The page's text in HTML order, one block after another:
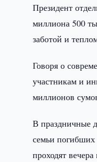
Президент
миллиона 500
заботой и
Говоря о
участникам и
миллионов
В праздничные
семьи погибших
проходят